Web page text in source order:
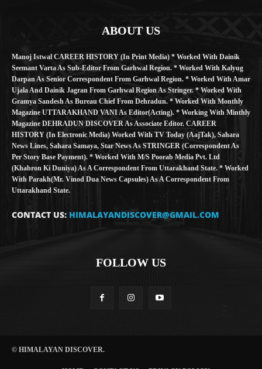
ABOUT US
Manoj Istwal CAREER HISTORY (in Print Media) * Worked With Dainik
Seemant Varta As Sub-Editor From Garhwal Region. * Worked With Kalyug
Darpan As Senior Correspondent From Garhwal Region. * Worked With Amar
Ujala And Dainik Jagran From Garhwal Region As Stringer. * Worked With
Gramya Sandesh As Bureau Chief From Dehradun. * Worked With Monthly
Magazine UTTARAKHAND VANI As Editor(Acting). * Working With Minthly
Magazine DEHRADUN DISCOVER As Associate Editor. CAREER
HISTORY (in Electronic Media) Worked With TV Today (AajTak), Sahara
News Lines, Sahara Samaya, Star News As STRINGER (Correspondent As
Per Story Base Payment). * Worked With M/S Poorab Media Pvt. Ltd
(Khabron Ki Duniya) As A Correspondent From Uttarakhand State. * Worked
With Parakh(Mr. Vinod Dua News Capsules) As A Correspondent From
Uttarakhand State.
CONTACT US: HIMALAYANDISCOVER@GMAIL.COM
FOLLOW US
© HIMALAYAN DISCOVER.